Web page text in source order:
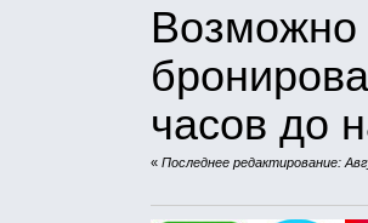
Возможно
часов до
« Последнее редактирование: